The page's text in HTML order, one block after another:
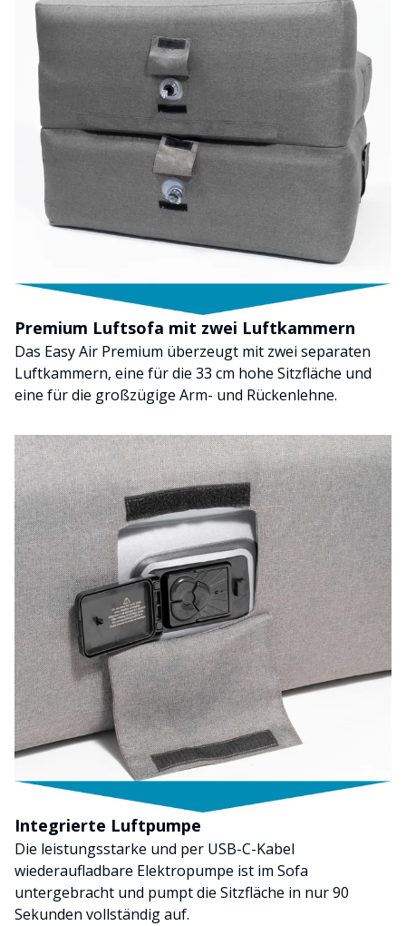
Premium Luftsofa mit zwei Luftkammern
Das Easy Air Premium überzeugt mit zwei separaten
Luftkammern, eine für die 33 cm hohe Sitzfläche und
eine für die großzügige Arm- und Rückenlehne.
Integrierte Luftpumpe
Die leistungsstarke und per USB-C-Kabel
wiederaufladbare Elektropumpe ist im Sofa
untergebracht und pumpt die Sitzfläche in nur 90
Sekunden vollständig auf.